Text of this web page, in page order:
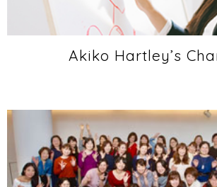
Akiko Hartley’s